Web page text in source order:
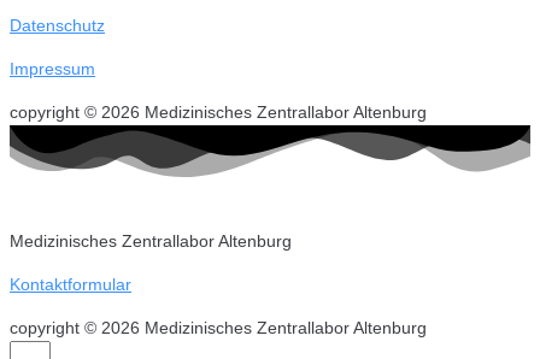
Datenschutz
Impressum
copyright © 2026 Medizinisches Zentrallabor Altenburg
Medizinisches Zentrallabor Altenburg
Kontaktformular
copyright © 2026 Medizinisches Zentrallabor Altenburg